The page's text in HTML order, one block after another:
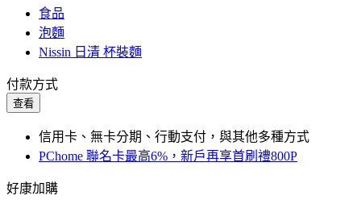
食品
泡麵
Nissin 日清 杯裝麵
付款方式
查看
信用卡、無卡分期、行動支付，與其他多種方式
PChome 聯名卡最高6%，新戶再享首刷禮800P
好康加購